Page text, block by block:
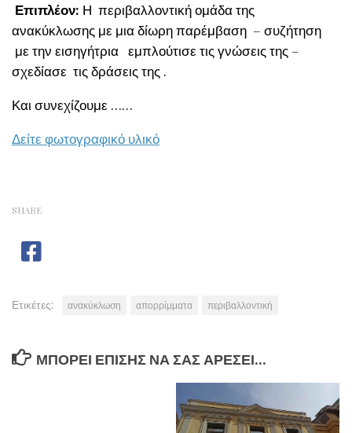
Επιπλέον: Η περιβαλλοντική ομάδα της
ανακύκλωσης με μια δίωρη παρέμβαση – συζήτηση
με την εισηγήτρια εμπλούτισε τις γνώσεις της –
σχεδίασε τις δράσεις της .
Και συνεχίζουμε ……
Δείτε φωτογραφικό υλικό
SHARE
Ετικέτες: ανακύκλωση απορρίμματα περιβαλλοντική
ΜΠΟΡΕΊ ΕΠΊΣΗΣ ΝΑ ΣΑΣ ΑΡΈΣΕΙ...